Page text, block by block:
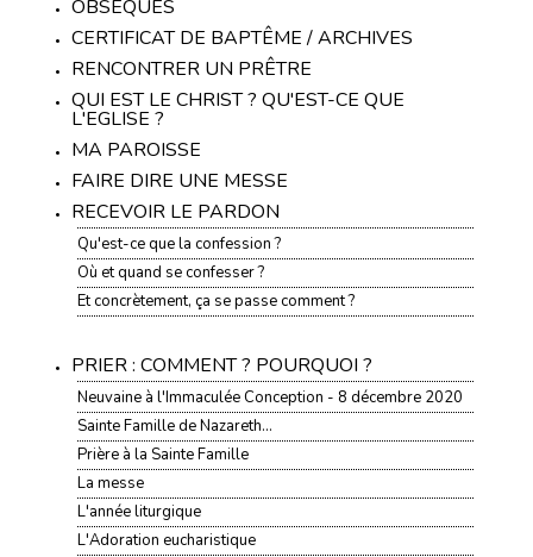
OBSÈQUES
CERTIFICAT DE BAPTÊME / ARCHIVES
RENCONTRER UN PRÊTRE
QUI EST LE CHRIST ? QU'EST-CE QUE
L'EGLISE ?
MA PAROISSE
FAIRE DIRE UNE MESSE
RECEVOIR LE PARDON
Qu'est-ce que la confession ?
Où et quand se confesser ?
Et concrètement, ça se passe comment ?
PRIER : COMMENT ? POURQUOI ?
Neuvaine à l'Immaculée Conception - 8 décembre 2020
Sainte Famille de Nazareth...
Prière à la Sainte Famille
La messe
L'année liturgique
L'Adoration eucharistique